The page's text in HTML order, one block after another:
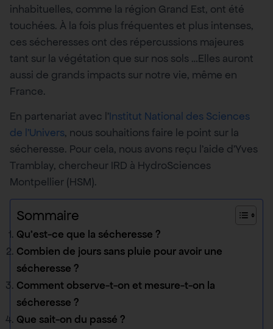
inhabituelles, comme la région Grand Est, ont été
touchées. À la fois plus fréquentes et plus intenses,
ces sécheresses ont des répercussions majeures
tant sur la végétation que sur nos sols …Elles auront
aussi de grands impacts sur notre vie, même en
France.
En partenariat avec l’Institut National des Sciences
de l’Univers, nous souhaitions faire le point sur la
sécheresse. Pour cela, nous avons reçu l’aide d’Yves
Tramblay, chercheur IRD à HydroSciences
Montpellier (HSM).
Sommaire
Qu’est-ce que la sécheresse ?
Combien de jours sans pluie pour avoir une
sécheresse ?
Comment observe-t-on et mesure-t-on la
sécheresse ?
Que sait-on du passé ?